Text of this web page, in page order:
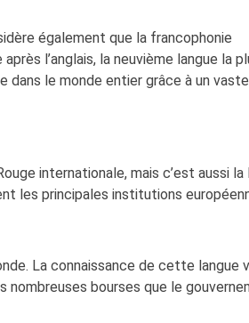
également que la francophonie
l’anglais, la neuvième langue la
dans le monde entier grâce à un vaste
internationale, mais c’est aussi la
les principales institutions
La connaissance de cette langue
nombreuses bourses que le